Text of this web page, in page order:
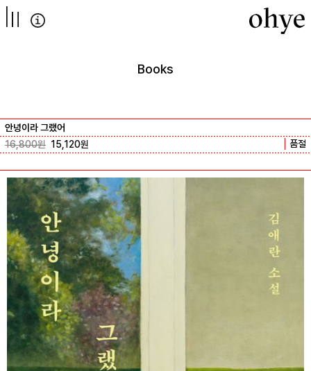
컨텐츠로
넘어가기
Books
안녕이라 그랬어
16,800원 15,120원 품절